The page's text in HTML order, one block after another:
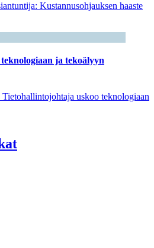
Kustannusohjauksen haaste
ja tekoälyyn
uskoo teknologiaan